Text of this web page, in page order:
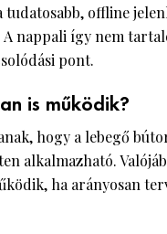
tudatosabb, offline
A nappali így nem
pont.
is működik?
hogy a lebegő
alkalmazható.
ha arányosan